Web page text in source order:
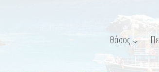
Θάσος